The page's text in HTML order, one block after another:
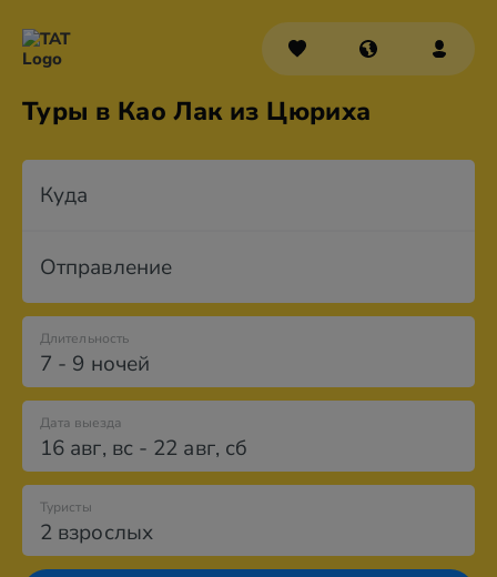
Туры в Као Лак из Цюриха
Куда
Отправление
7 - 9 ночей
Длительность
Дата выезда
16 авг, вс- 22 авг, сб
2 взрослых
Туристы